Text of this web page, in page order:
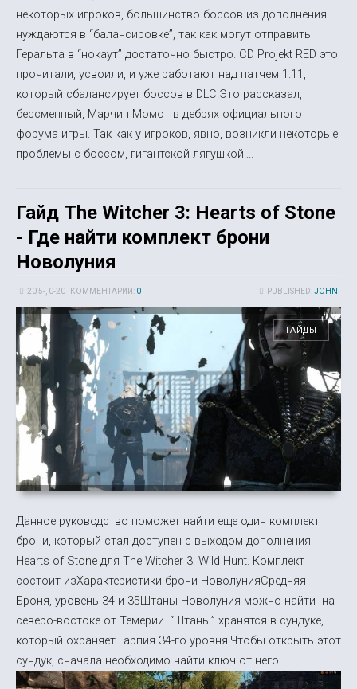
некоторых игроков, большинство боссов из дополнения
нуждаются в “балансировке”, так как могут отправить
Геральта в “нокаут” достаточно быстро. CD Projekt RED это
прочитали, усвоили, и уже работают над патчем 1.11,
который сбалансирует боссов в DLC.Это рассказал,
бессменный, Марчин Момот в дебрях официального
форума игры. Так как у игроков, явно, возникли некоторые
проблемы с боссом, гигантской лягушкой....
Гайд The Witcher 3: Hearts of Stone
- Где найти комплект брони
Новолуния
PUBLISHED:JOHN
20 5-, 0-20 КОММЕНТАРИИ: 0
ГАЙДЫ
Данное руководство поможет найти еще один комплект
брони, который стал доступен с выходом дополнения
Hearts of Stone для The Witcher 3: Wild Hunt. Комплект
состоит изХарактеристики брони НоволунияСредняя
Броня, уровень 34 и 35Штаны Новолуния можно найти на
северо-востоке от Темерии. “Штаны” хранятся в сундуке,
который охраняет Гарпия 34-го уровня.Чтобы открыть этот
сундук, сначала необходимо найти ключ от него: